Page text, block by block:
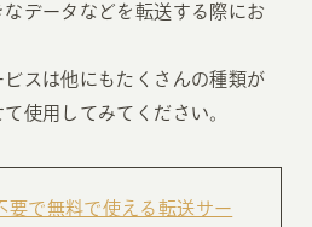
データなどを転送する際にお
スは他にもたくさんの種類が
使用してみてください。
要で無料で使える転送サー